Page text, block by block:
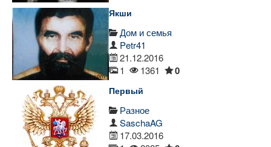
Якши
Дом и семья
Petr41
21.12.2016
1
1361 0
Первый
Разное
SaschaAG
17.03.2016